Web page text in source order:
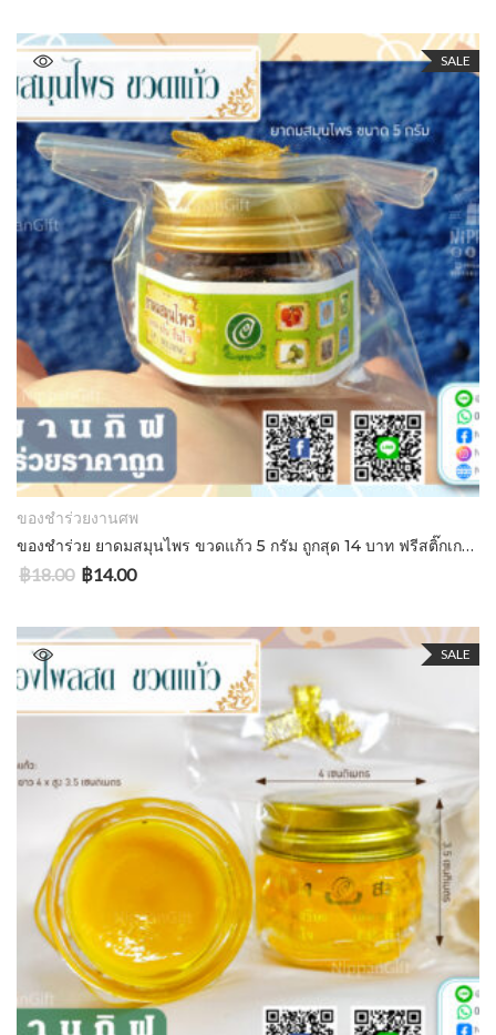
SALE
ADD TO CART
ของชำร่วยงานศพ
ของชำร่วย ยาดมสมุนไพร ขวดแก้ว 5 กรัม ถูกสุด 14 บาท ฟรีสติ๊กเกอร์ โบว์ทอง ซองแก้ว
฿18.00 ฿14.00
SALE